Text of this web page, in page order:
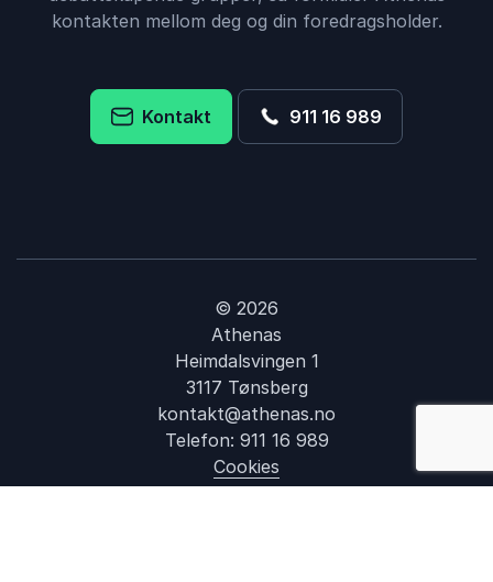
kontakten mellom deg og din foredragsholder.
Kontakt 911 16 989
© 2026
Athenas
Heimdalsvingen 1
3117 Tønsberg
kontakt@athenas.no
Telefon: 911 16 989
Cookies
Datapolitik